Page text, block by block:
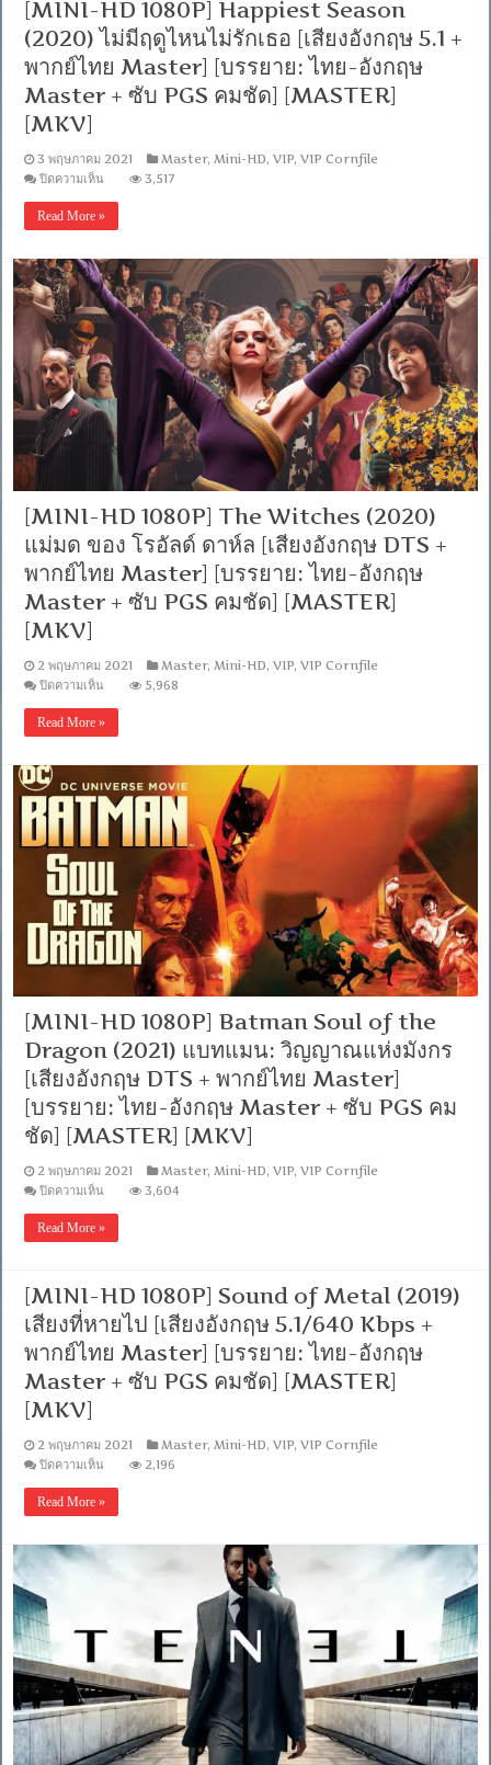
พากย์
ไทย
Master]
[บรรยาย:
อังกฤษ
ซับ
ชัด]
[MASTER]
[MINI-HD 1080P] Happiest Season
(2020) ไม่มีฤดูไหนไม่รักเธอ [เสียงอังกฤษ 5.1 +
พากย์ไทย Master] [บรรยาย: ไทย-อังกฤษ
Master + ซับ PGS คมชัด] [MASTER]
[MKV]
3 พฤษภาคม 2021 Master,Mini-HD,VIP,VIP Cornfile
ปิดความเห็นบน
1080P]
Season
(2020)
ไม่มี
ฤดู
รัก
เธอ
[เสียง
อังกฤษ
5.1
พากย์
Master]
[บรรยาย:
ไทย-
อังกฤษ
Master
+
คม
[MASTER]
[MKV]
3,517
Read More »
[MINI-HD 1080P] The Witches (2020)
แม่มด ของ โรอัลด์ ดาห์ล [เสียงอังกฤษ DTS +
พากย์ไทย Master] [บรรยาย: ไทย-อังกฤษ
Master + ซับ PGS คมชัด] [MASTER]
[MKV]
2 พฤษภาคม 2021 Master, Mini-HD,VIP,VIP Cornfile
ปิดความเห็น
1080P]
Witches
แม่มด
ของ
โร
[เสียง
อังกฤษ
DTS
+
พากย์
Master]
[บรรยาย:
ไทย-
อังกฤษ
Master
+
ซับ
PGS
คม
ชัด]
[MKV]
5,968
Read More »
[MINI-HD 1080P] Batman Soul of the
Dragon (2021) แบทแมน: วิญญาณแห่งมังกร
[เสียงอังกฤษ DTS + พากย์ไทย Master]
[บรรยาย: ไทย-อังกฤษ Master + ซับ PGS คม
ชัด] [MASTER] [MKV]
2 พฤษภาคม 2021 Master,Mini-HD,VIP,VIP Cornfile
ปิดความเห็นบน
1080P]
the
Dragon
(2021)
แบ
วิญญาณ
[เสียง
อังกฤษ
+
พากย์
Master
PGS
คม
ชัด]
[MASTER]
[MKV]
3,604
Read More »
[MINI-HD 1080P] Sound of Metal (2019)
เสียงที่หายไป [เสียงอังกฤษ 5.1/640 Kbps +
พากย์ไทย Master] [บรรยาย: ไทย-อังกฤษ
Master + ซับ PGS คมชัด] [MASTER]
[MKV]
2 พฤษภาคม 2021 Master,Mini-HD,VIP,VIP Cornfile
ปิดความเห็นบน
1080P]
of
หาย
[เสียง
อังกฤษ
5.1/640
Kbps
+
พากย์
2,196
Read More »